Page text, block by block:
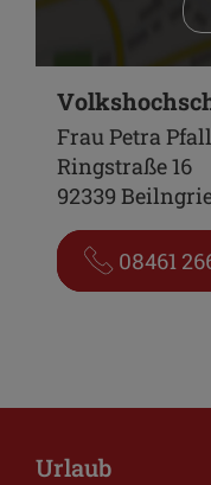
Frau Petra
Ringstraße 16
92339
08461
Urlaub